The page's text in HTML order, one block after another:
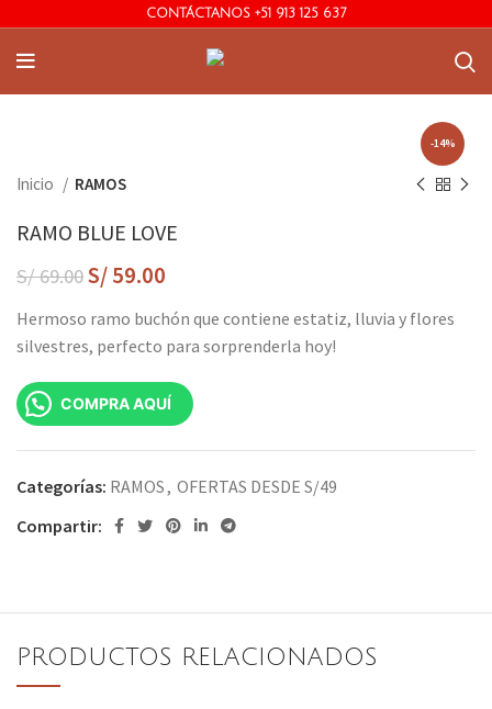
CONTÁCTANOS +51 913 125 637
-14%
Inicio RAMOS
RAMO BLUE LOVE
S/69.00S/59.00
Hermoso ramo buchón que contiene estatiz, lluvia y flores
silvestres, perfecto para sorprenderla hoy!
COMPRA AQUÍ
Categorías: RAMOS, OFERTAS DESDE S/49
Compartir:
PRODUCTOS RELACIONADOS